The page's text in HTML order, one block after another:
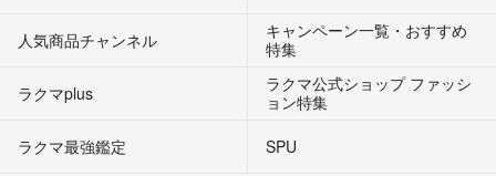
人気商品チャンネル
キャンペーン一覧・おすすめ
特集
ラクマplus
ラクマ公式ショップ ファッシ
ョン特集
ラクマ最強鑑定
SPU